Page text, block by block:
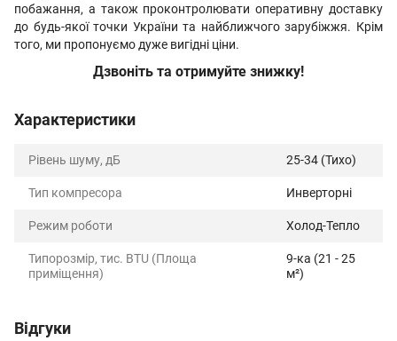
побажання, а також проконтролювати оперативну доставку
до будь-якої точки України та найближчого зарубіжжя. Крім
того, ми пропонуємо дуже вигідні ціни.
Дзвоніть та отримуйте знижку!
Характеристики
Рівень шуму, дБ 25-34 (Тихо)
Тип компресора Инверторні
Режим роботи Холод-Тепло
Типорозмір, тис. BTU (Площа
приміщення)
9-ка (21 - 25
м²)
Відгуки